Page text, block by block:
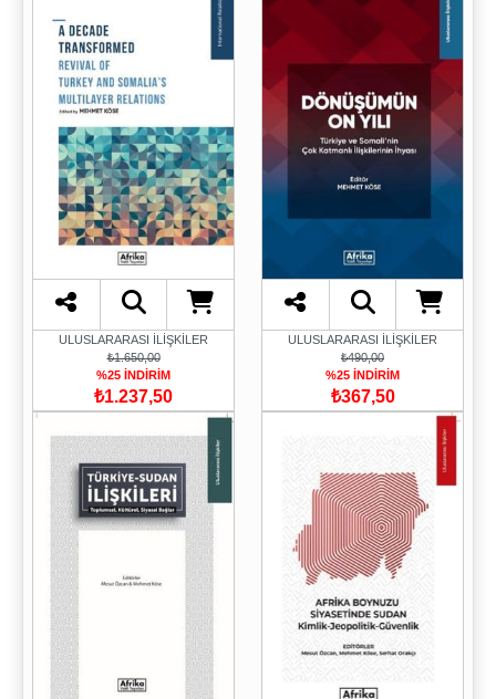
ULUSLARARASI İLİŞKİLER
₺1.650,00
%25 İNDİRİM
₺1.237,50
ULUSLARARASI İLİŞKİLER
₺490,00
%25 İNDİRİM
₺367,50